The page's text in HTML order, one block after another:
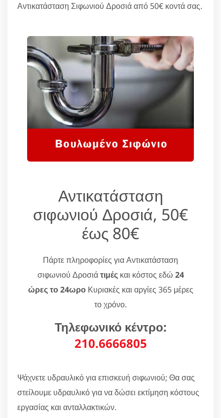
Αντικατάσταση Σιφωνιού Δροσιά από 50€ κοντά σας.
Αντικατάσταση
σιφωνιού Δροσιά, 50€
έως 80€
Πάρτε πληροφορίες για Αντικατάσταση
σιφωνιού Δροσιάτιμέςκαι κόστος εδώ 24
ώρες το 24ωροΚυριακές και αργίες 365 μέρες
το χρόνο.
Τηλεφωνικό κέντρο:
210.6666805
Ψάχνετε υδραυλικό για επισκευή σιφωνιού; Θα σας
στείλουμε υδραυλικό για να δώσει εκτίμηση κόστους
εργασίας και ανταλλακτικών.